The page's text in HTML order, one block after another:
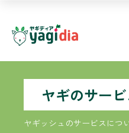
ヤギのサー
ヤギッシュのサービスにつ